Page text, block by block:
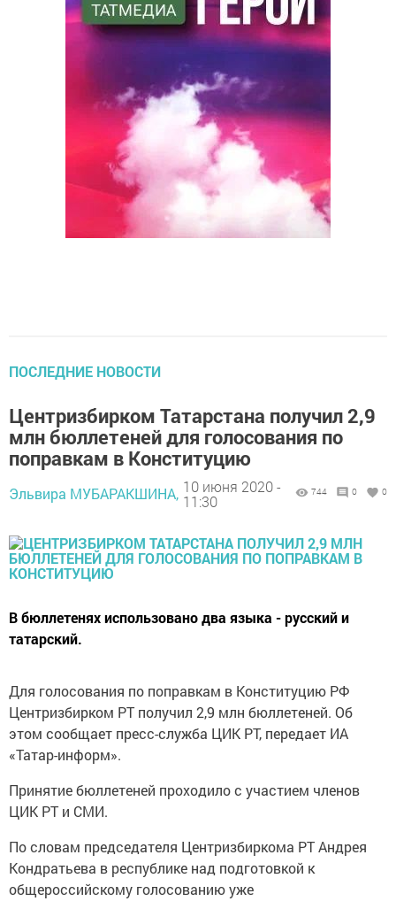
ПОСЛЕДНИЕ НОВОСТИ
Центризбирком Татарстана получил 2,9
млн бюллетеней для голосования по
поправкам в Конституцию
Эльвира МУБАРАКШИНА, 10 июня 2020 -
11:30
744 0 0
В бюллетенях использовано два языка - русский и
татарский.
Для голосования по поправкам в Конституцию РФ
Центризбирком РТ получил 2,9 млн бюллетеней. Об
этом сообщает пресс-служба ЦИК РТ, передает ИА
«Татар-информ».
Принятие бюллетеней проходило с участием членов
ЦИК РТ и СМИ.
По словам председателя Центризбиркома РТ Андрея
Кондратьева в республике над подготовкой к
общероссийскому голосованию уже